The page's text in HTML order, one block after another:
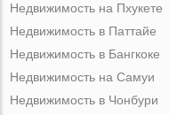
Недвижимость на Пхукете
Недвижимость в Паттайе
Недвижимость в Бангкоке
Недвижимость на Самуи
Недвижимость в Чонбури